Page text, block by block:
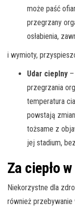
może paść
przegrzany
osłabienia,
i wymioty,
Udar cieplny
przegrzania
temperatura
powstają
tożsame z
jej stadium,
Za ciepło
Niekorzystne dla
również